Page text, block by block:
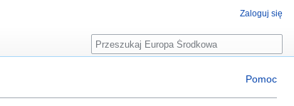
Pomoc
Zaloguj się
Szukaj